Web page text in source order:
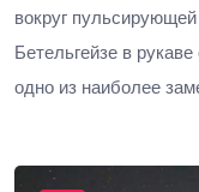
вокруг пульсирующей
Бетельгейзе в
одно из наиболее